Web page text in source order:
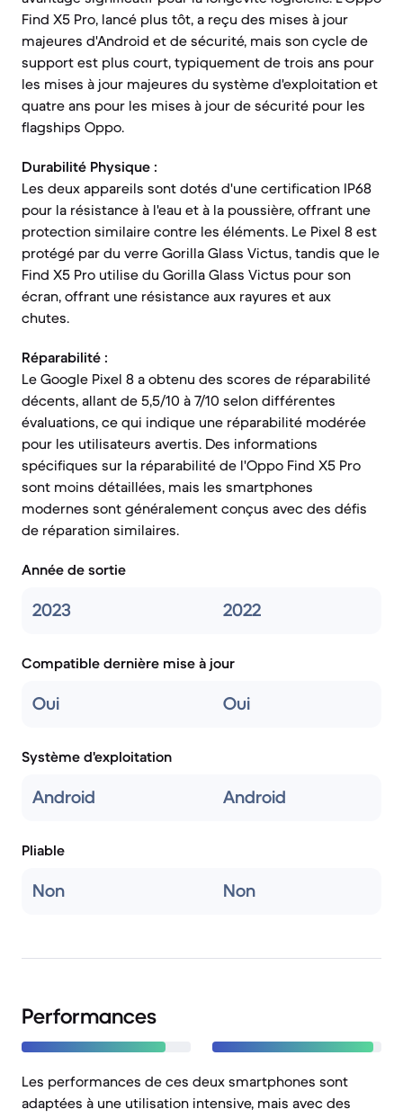
Find X5 Pro, lancé plus tôt, a reçu des mises à jour
majeures d'Android et de sécurité, mais son cycle de
support est plus court, typiquement de trois ans pour
les mises à jour majeures du système d'exploitation et
quatre ans pour les mises à jour de sécurité pour les
flagships Oppo.
Durabilité Physique :
Les deux appareils sont dotés d'une certification IP68
pour la résistance à l'eau et à la poussière, offrant une
protection similaire contre les éléments. Le Pixel 8 est
protégé par du verre Gorilla Glass Victus, tandis que le
Find X5 Pro utilise du Gorilla Glass Victus pour son
écran, offrant une résistance aux rayures et aux
chutes.
Réparabilité :
Le Google Pixel 8 a obtenu des scores de réparabilité
décents, allant de 5,5/10 à 7/10 selon différentes
évaluations, ce qui indique une réparabilité modérée
pour les utilisateurs avertis. Des informations
spécifiques sur la réparabilité de l'Oppo Find X5 Pro
sont moins détaillées, mais les smartphones
modernes sont généralement conçus avec des défis
de réparation similaires.
Année de sortie
2023 2022
Compatible dernière mise à jour
Oui Oui
Système d'exploitation
Android Android
Pliable
Non Non
Performances
Les performances de ces deux smartphones sont
adaptées à une utilisation intensive, mais avec des